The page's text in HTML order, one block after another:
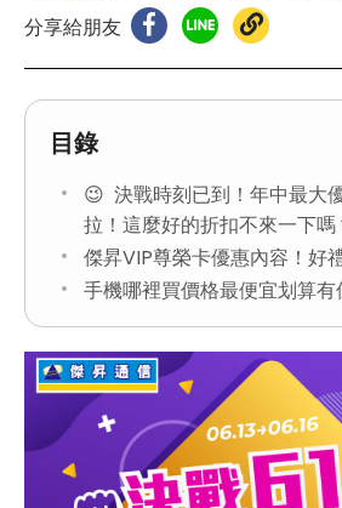
分享給朋友
目錄
😉 決戰時刻已到！年中最大
拉！這麼好的折扣不來一下嗎
傑昇VIP尊榮卡優惠內容！好
手機哪裡買價格最便宜划算有